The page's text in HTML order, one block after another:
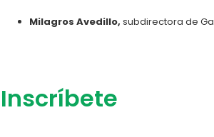
Milagros Avedillo,subdirectora de
Inscríbete